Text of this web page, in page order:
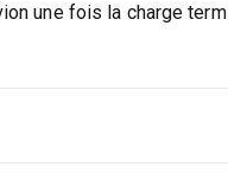
une fois la charge